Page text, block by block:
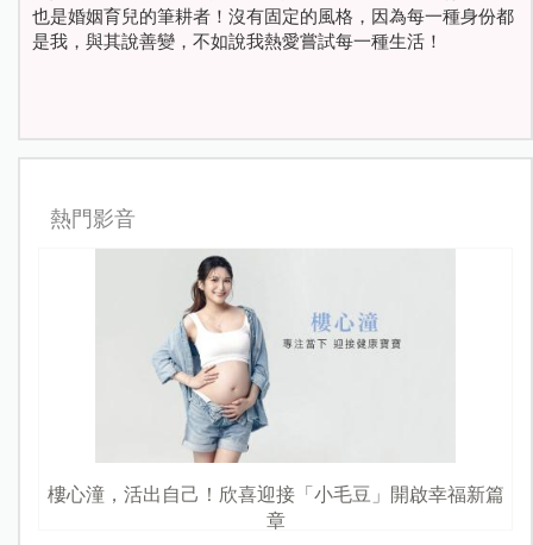
也是婚姻育兒的筆耕者！沒有固定的風格，因為每一種身份都
是我，與其說善變，不如說我熱愛嘗試每一種生活！
熱門影音
樓心潼，活出自己！欣喜迎接「小毛豆」開啟幸福新篇
章